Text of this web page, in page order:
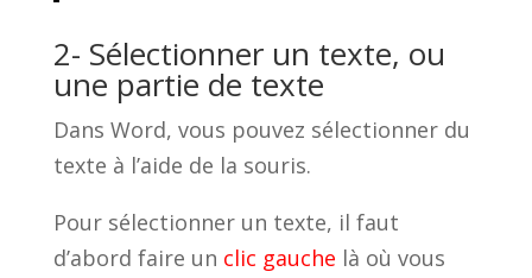
2- Sélectionner un texte, ou
une partie de texte
Dans Word, vous pouvez sélectionner du
texte à l’aide de la souris.
Pour sélectionner un texte, il faut
d’abord faire un clic gauche là où vous